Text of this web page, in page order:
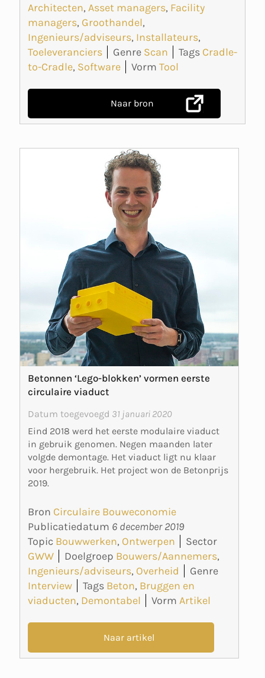
Architecten, Asset managers, Facility
managers, Groothandel,
Ingenieurs/adviseurs, Installateurs,
Toeleveranciers
Genre Scan Tags Cradle-
to-Cradle, Software Vorm Tool
Naar bron
Betonnen ‘Lego-blokken’ vormen eerste
circulaire viaduct
Datum toegevoegd 31 januari 2020
Eind 2018 werd het eerste modulaire viaduct
in gebruik genomen. Negen maanden later
volgde demontage. Het viaduct ligt nu klaar
voor hergebruik. Het project won de Betonprijs
2019.
Bron Circulaire Bouweconomie
Publicatiedatum 6 december 2019
Topic Bouwwerken, Ontwerpen
Sector
GWW
Doelgroep Bouwers/Aannemers,
Ingenieurs/adviseurs, Overheid
Genre
Interview
Tags Beton, Bruggen en
viaducten, Demontabel Vorm Artikel
Naar artikel